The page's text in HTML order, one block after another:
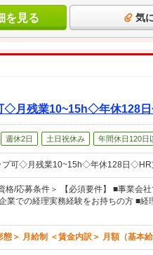
を見る 気
◇月残業10~15h◇年休128
週休2日 土日祝休み 年間休日120日
プ可◇月残業10~15h◇年休128日◇HR
格/応募条件＞ 【必須要件】 ■事業会
業での経理実務経験をお持ちの方 ■
＞ 月給制 ＜賃金内訳＞ 月額（基本